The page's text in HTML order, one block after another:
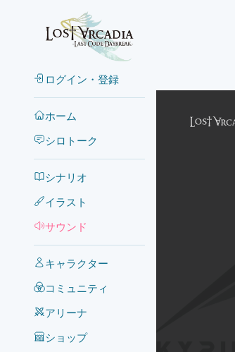
ログイン・登録
ホーム
シロトーク
シナリオ
イラスト
サウンド
キャラクター
コミュニティ
アリーナ
ショップ